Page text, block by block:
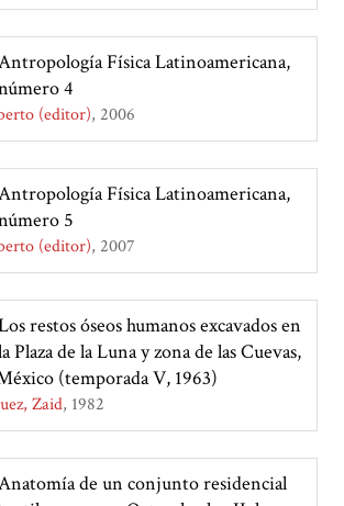
Física Latinoamericana,
4
(editor) 2006
Física Latinoamericana,
5
(editor) 2007
restos óseos humanos excavados en
Plaza de la Luna y zona de las Cuevas,
(temporada V, 1963)
Zaid 1982
de un conjunto residencial